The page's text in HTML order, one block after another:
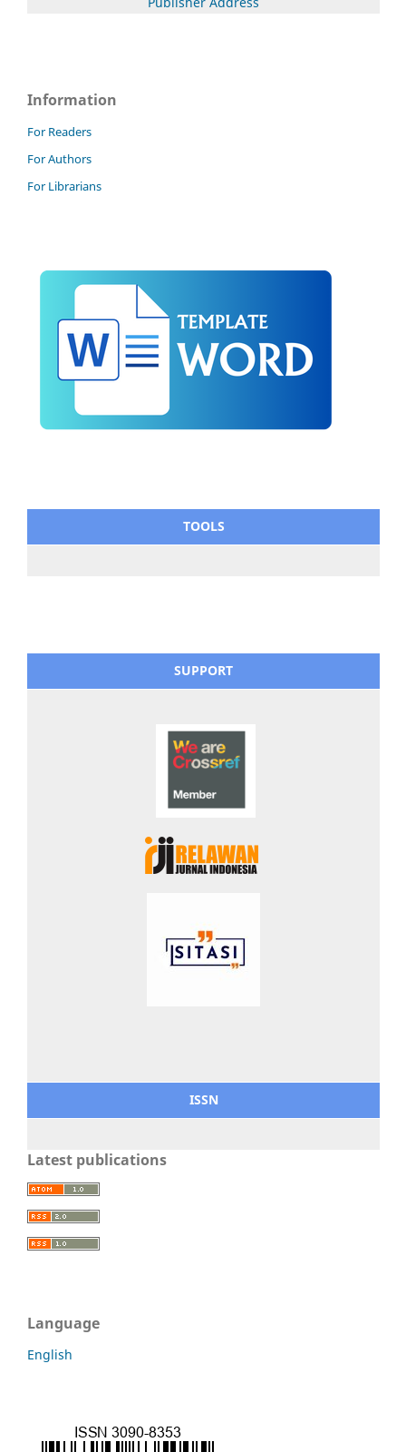
Information
For Readers
For Authors
For Librarians
TOOLS
SUPPORT
ISSN
Latest publications
Language
English